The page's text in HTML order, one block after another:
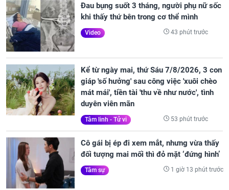
Đau bụng suốt 3 tháng, người phụ nữ sốc
khi thấy thứ bên trong cơ thể mình
Video 43 phút trước
Kể từ ngày mai, thứ Sáu 7/8/2026, 3 con
giáp 'số hưởng' sau công việc 'xuôi chèo
mát mái', tiền tài 'thu về như nước', tình
duyên viên mãn
Tâm linh - Tử vi 53 phút trước
Cô gái bị ép đi xem mắt, nhưng vừa thấy
đối tượng mai mối thì đỏ mặt ‘đứng hình’
Tâm sự 1 giờ 13 phút trước